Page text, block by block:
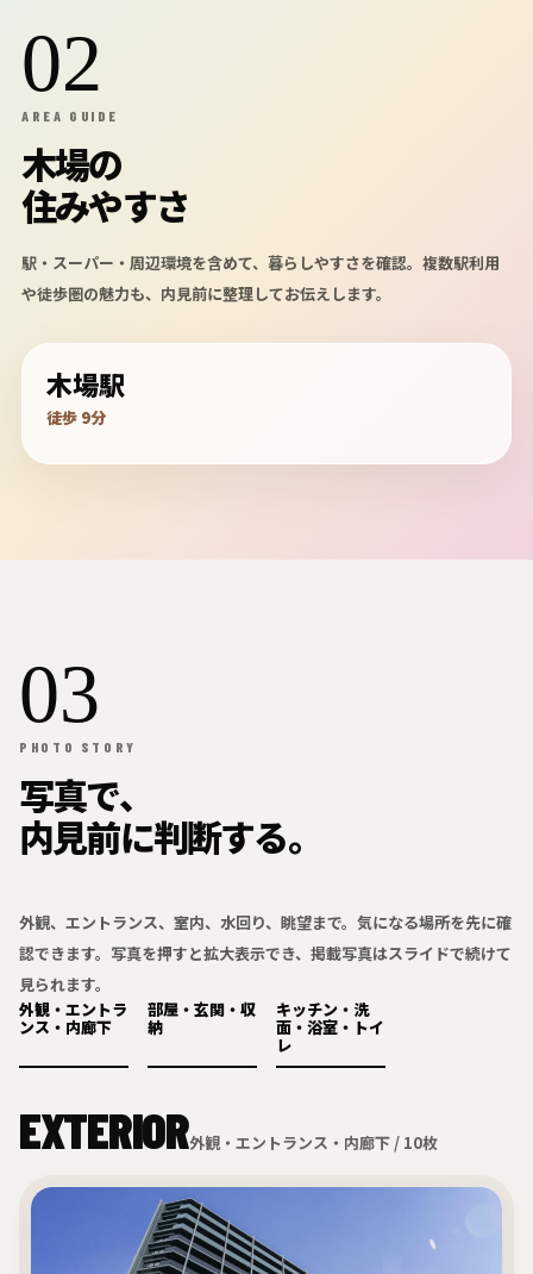
02
AREA GUIDE
木場の
住みやすさ
駅・スーパー・周辺環境を含めて、暮らしやすさを確認。複数駅利用
や徒歩圏の魅力も、内見前に整理してお伝えします。
木場駅
徒歩 9分
03
PHOTO STORY
写真で、
内見前に判断する。
外観、エントランス、室内、水回り、眺望まで。気になる場所を先に確
認できます。写真を押すと拡大表示でき、掲載写真はスライドで続けて
見られます。
外観・エントラ
ンス・内廊下
部屋・玄関・収
納
キッチン・洗
面・浴室・トイ
レ
EXTERIOR外観・エントランス・内廊下 / 10枚